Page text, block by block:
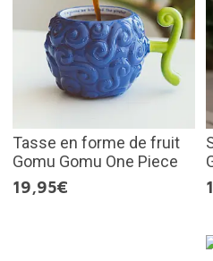
Tasse en forme de fruit
Gomu Gomu One Piece
19,95€